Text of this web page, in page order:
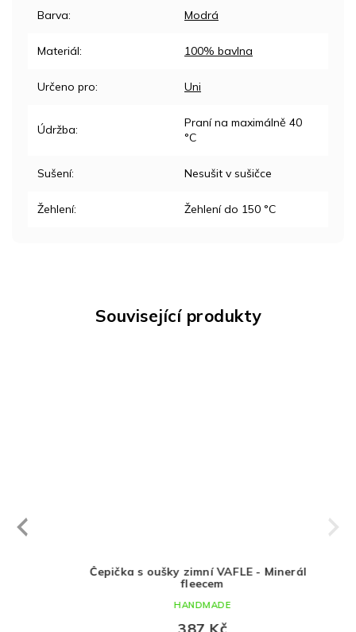
Související produkty
Čepička s oušky zimní VAFLE - Minerál s
fleecem
387 Kč
HANDMADE
Next
Barva: Modrá
Materiál: 100% bavlna
Určeno pro: Uni
Údržba:
Praní na maximálně 40
°C
Sušení: Nesušit v sušičce
Žehlení: Žehlení do 150 °C